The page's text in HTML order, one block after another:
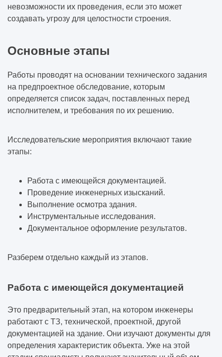
невозможности их проведения, если это может
создавать угрозу для целостности строения.
Основные этапы
Работы проводят на основании технического задания
на предпроектное обследование, которым
определяется список задач, поставленных перед
исполнителем, и требования по их решению.
Исследовательские мероприятия включают такие
этапы:
Работа с имеющейся документацией.
Проведение инженерных изысканий.
Выполнение осмотра здания.
Инструментальные исследования.
Документальное оформление результатов.
Разберем отдельно каждый из этапов.
Работа с имеющейся документацией
Это предварительный этап, на котором инженеры
работают с ТЗ, технической, проектной, другой
документацией на здание. Они изучают документы для
определения характеристик объекта. Уже на этой